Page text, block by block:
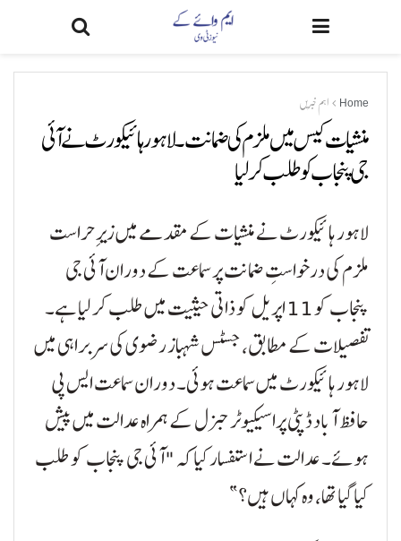
Home اہم خبریں
منشیات کیس میں ملزم کی ضمانت۔ لاہور ہائیکورٹ نے آئی
جی پنجاب کو طلب کر لیا
لاہور ہائیکورٹ نے منشیات کے مقدمے میں زیرِ حراست
ملزم کی درخواستِ ضمانت پر سماعت کے دوران آئی جی
پنجاب کو 11 اپریل کو ذاتی حیثیت میں طلب کر لیا ہے۔
تفصیلات کے مطابق، جسٹس شہباز رضوی کی سربراہی میں
لاہور ہائیکورٹ میں سماعت ہوئی۔ دوران سماعت ایس پی
حافظ آباد ڈپٹی پراسیکیوٹر جنرل کے ہمراہ عدالت میں پیش
ہوئے۔ عدالت نے استفسار کیا کہ "آئی جی پنجاب کو طلب
کیا گیا تھا، وہ کہاں ہیں؟”